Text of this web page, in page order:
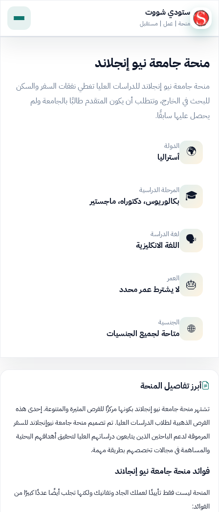
ستودي شووت
منحة | عمل | مستقبل
منحة جامعة نيو إنجلاند
منحة جامعة نيو إنجلاند للدراسات العليا تغطي نفقات السفر والسكن
للبحث في الخارج، وتتطلب أن يكون المتقدم طالبًا بالجامعة ولم
يحصل عليها سابقًا.
🌍 الدولة
أستراليا
🎓 المرحلة الدراسية
بكالوريوس، دكتوراه، ماجستير
🗣️ لغة الدراسة
اللغة الانكليزية
🎂 العمر
لا يشترط عمر محدد
🌐 الجنسية
متاحة لجميع الجنسيات
أبرز تفاصيل المنحة
تشتهر منحة جامعة نيو إنجلاند بكونها مركزًا للفرص المثيرة والمتنوعة. إحدى هذه
الفرص الذهبية لطلاب الدراسات العليا. تم تصميم منحة جامعة نيوإنجلاند للسفر
المرموقة لدعم الباحثين الذين يتابعون دراساتهم العليا لتحقيق أهدافهم البحثية
والمساهمة في مجالات تخصصهم بطريقة مهمة.
فوائد منحة جامعة نيو إنجلاند
المنحة ليست فقط تأييدًا لعملك الجاد وتفانيك ولكنها تجلب أيضًا عددًا كبيرًا من
الفوائد: